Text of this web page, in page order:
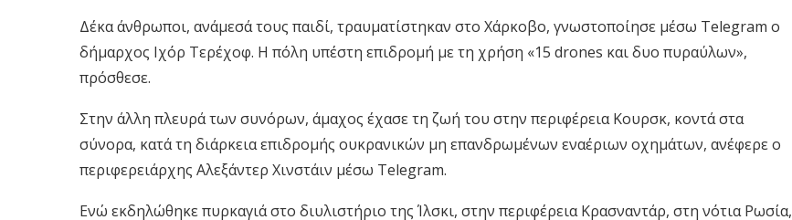
Δέκα άνθρωποι, ανάμεσά τους παιδί, τραυματίστηκαν στο Χάρκοβο, γνωστοποίησε μέσω Telegram ο
δήμαρχος Ιχόρ Τερέχοφ. Η πόλη υπέστη επιδρομή με τη χρήση «15 drones και δυο πυραύλων»,
πρόσθεσε.
Στην άλλη πλευρά των συνόρων, άμαχος έχασε τη ζωή του στην περιφέρεια Κουρσκ, κοντά στα
σύνορα, κατά τη διάρκεια επιδρομής ουκρανικών μη επανδρωμένων εναέριων οχημάτων, ανέφερε ο
περιφερειάρχης Αλεξάντερ Χινστάιν μέσω Telegram.
Ενώ εκδηλώθηκε πυρκαγιά στο διυλιστήριο της Ίλσκι, στην περιφέρεια Κρασναντάρ, στη νότια Ρωσία,